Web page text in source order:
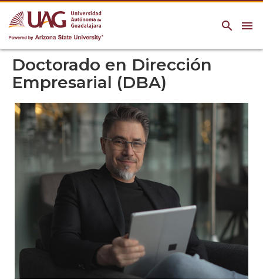
menu
search
Doctorado en Dirección
Empresarial (DBA)